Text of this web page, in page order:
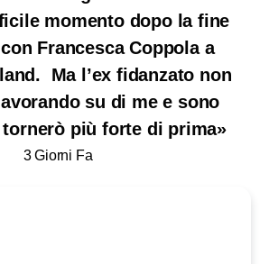
momento dopo la fine
Francesca Coppola a
Ma l’ex fidanzato non
su di me e sono
più forte di prima»
3 Giorni Fa